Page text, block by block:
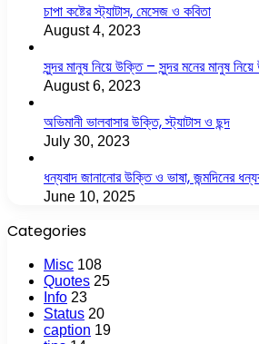
চাপা কষ্টের স্ট্যাটাস, মেসেজ ও কবিতা
August 4, 2023
সুন্দর মানুষ নিয়ে উক্তি – সুন্দর মনের মানুষ
August 6, 2023
অভিমানী ভালবাসার উক্তি, স্ট্যাটাস ও ছন্দ
July 30, 2023
ধন্যবাদ জানানোর উক্তি ও ভাষা, জন্মদিনের
June 10, 2025
Categories
Misc 108
Quotes 25
Info 23
Status 20
caption 19